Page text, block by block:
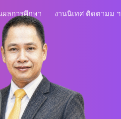
ผลการศึกษา งานนิเทศ ติดตามม ฯ